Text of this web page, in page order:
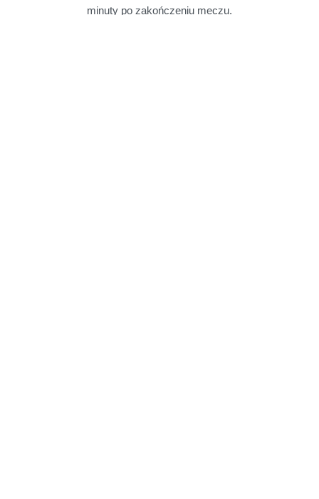
minuty po zakończeniu meczu.